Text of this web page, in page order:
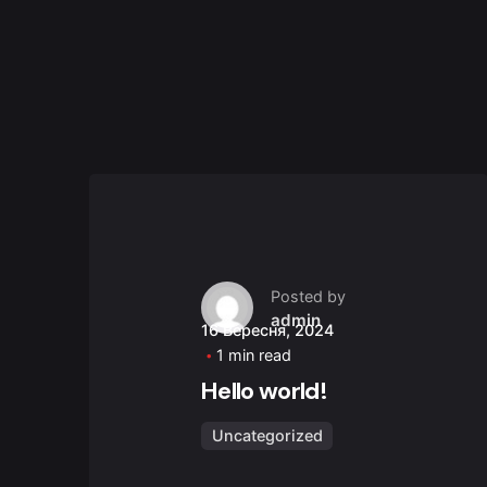
Posted by
admin
16 Вересня, 2024
1 min read
Hello world!
Uncategorized